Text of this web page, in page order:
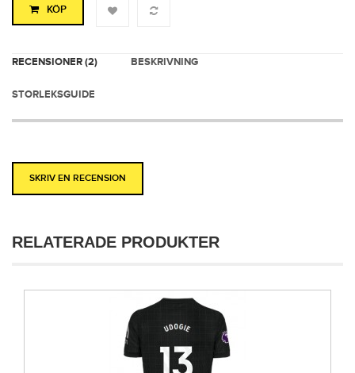
KÖP
RECENSIONER (2) BESKRIVNING
STORLEKSGUIDE
SKRIV EN RECENSION
RELATERADE PRODUKTER